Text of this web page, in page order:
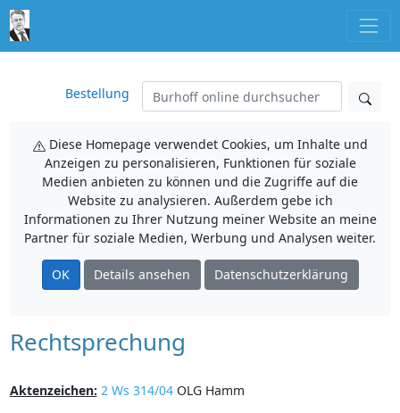
Bestellung
Diese Homepage verwendet Cookies, um Inhalte und
Anzeigen zu personalisieren, Funktionen für soziale
Medien anbieten zu können und die Zugriffe auf die
Website zu analysieren. Außerdem gebe ich
Informationen zu Ihrer Nutzung meiner Website an meine
Partner für soziale Medien, Werbung und Analysen weiter.
OK Details ansehen Datenschutzerklärung
Rechtsprechung
Aktenzeichen: 2 Ws 314/04OLG Hamm